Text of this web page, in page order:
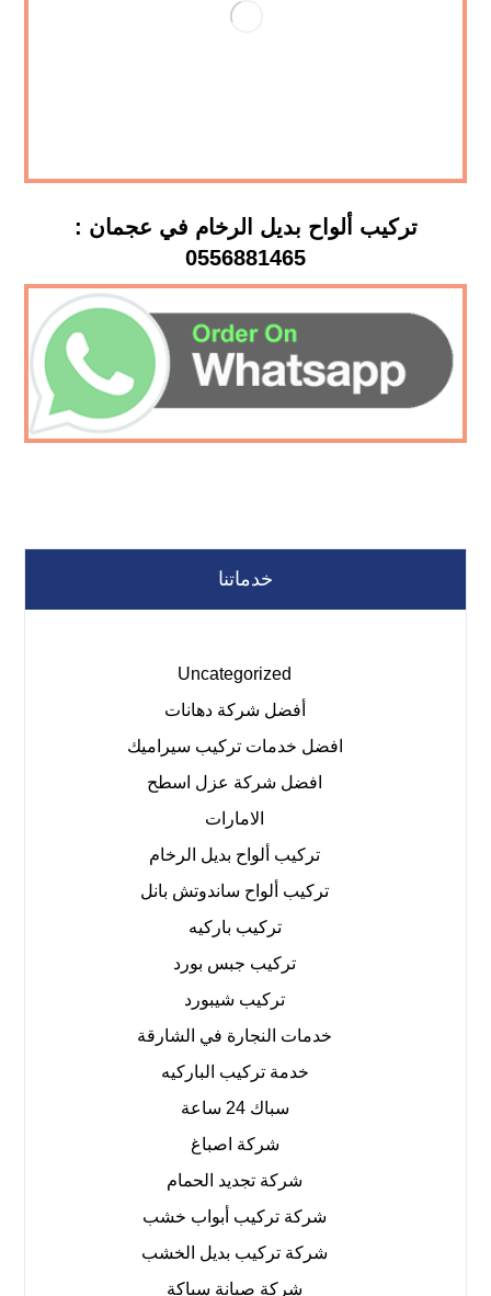
تركيب ألواح بديل الرخام في عجمان :
0556881465
خدماتنا
Uncategorized
أفضل شركة دهانات
افضل خدمات تركيب سيراميك
افضل شركة عزل اسطح
الامارات
تركيب ألواح بديل الرخام
تركيب ألواح ساندوتش بانل
تركيب باركيه
تركيب جبس بورد
تركيب شيبورد
خدمات النجارة في الشارقة
خدمة تركيب الباركيه
سباك 24 ساعة
شركة اصباغ
شركة تجديد الحمام
شركة تركيب أبواب خشب
شركة تركيب بديل الخشب
شركة صيانة سباكة